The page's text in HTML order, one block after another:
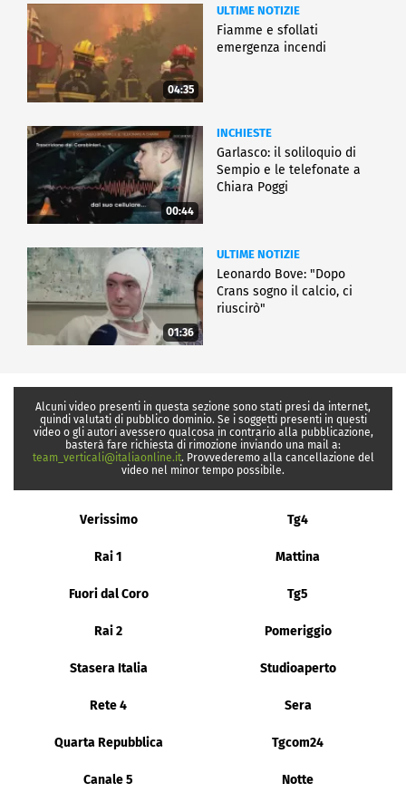
04:35
ULTIME NOTIZIE
Fiamme e sfollati
emergenza incendi
00:44
INCHIESTE
Garlasco: il soliloquio di
Sempio e le telefonate a
Chiara Poggi
01:36
ULTIME NOTIZIE
Leonardo Bove: "Dopo
Crans sogno il calcio, ci
riuscirò"
Alcuni video presenti in questa sezione sono stati presi da internet,
quindi valutati di pubblico dominio. Se i soggetti presenti in questi
video o gli autori avessero qualcosa in contrario alla pubblicazione,
basterà fare richiesta di rimozione inviando una mail a:
team_verticali@italiaonline.it. Provvederemo alla cancellazione del
video nel minor tempo possibile.
Verissimo Tg4
Rai 1 Mattina
Fuori dal Coro Tg5
Rai 2 Pomeriggio
Stasera Italia Studioaperto
Rete 4 Sera
Quarta Repubblica Tgcom24
Canale 5 Notte